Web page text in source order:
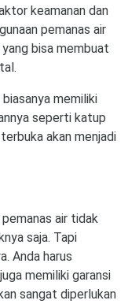
keamanan dan
pemanas air
bisa membuat
memiliki
seperti katup
akan menjadi
air tidak
saja. Tapi
Anda harus
memiliki garansi
sangat diperlukan